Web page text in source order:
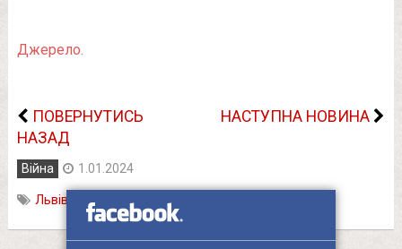
Джерело.
ПОВЕРНУТИСЬ
НАЗАД
НАСТУПНА НОВИНА
Війна 1.01.2024
Львів обстріли ,університет